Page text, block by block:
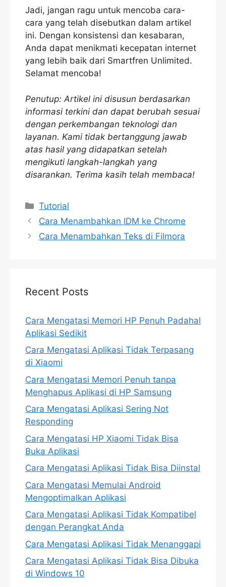
Jadi, jangan ragu untuk mencoba cara-
cara yang telah disebutkan dalam artikel
ini. Dengan konsistensi dan kesabaran,
Anda dapat menikmati kecepatan internet
yang lebih baik dari Smartfren Unlimited.
Selamat mencoba!
Penutup: Artikel ini disusun berdasarkan
informasi terkini dan dapat berubah sesuai
dengan perkembangan teknologi dan
layanan. Kami tidak bertanggung jawab
atas hasil yang didapatkan setelah
mengikuti langkah-langkah yang
disarankan. Terima kasih telah membaca!
Categories
Tutorial
Cara Menambahkan IDM ke Chrome
Cara Menambahkan Teks di Filmora
Recent Posts
Cara Mengatasi Memori HP Penuh Padahal
Aplikasi Sedikit
Cara Mengatasi Aplikasi Tidak Terpasang
di Xiaomi
Cara Mengatasi Memori Penuh tanpa
Menghapus Aplikasi di HP Samsung
Cara Mengatasi Aplikasi Sering Not
Responding
Cara Mengatasi HP Xiaomi Tidak Bisa
Buka Aplikasi
Cara Mengatasi Aplikasi Tidak Bisa Diinstal
Cara Mengatasi Memulai Android
Mengoptimalkan Aplikasi
Cara Mengatasi Aplikasi Tidak Kompatibel
dengan Perangkat Anda
Cara Mengatasi Aplikasi Tidak Menanggapi
Cara Mengatasi Aplikasi Tidak Bisa Dibuka
di Windows 10